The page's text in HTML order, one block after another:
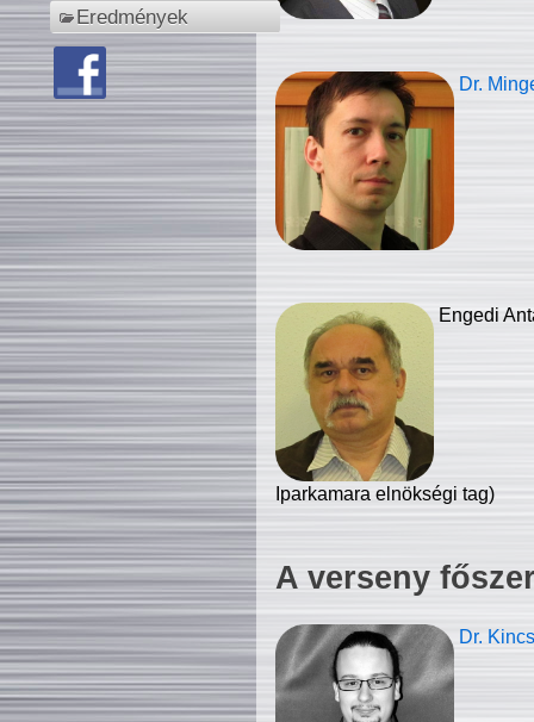
Eredmények
Dr.
Engedi
Iparkamara elnökségi tag)
A verseny
Dr.